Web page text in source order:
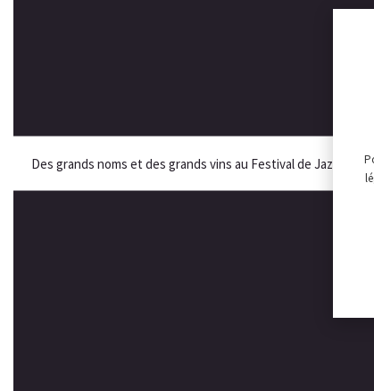
Des grands noms et des grands vins au Festival de Jazz de